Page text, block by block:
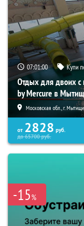
07:00:59 Купи
Отдых для двоих с
by Mercure в
Московская обл., г.
от 2828 руб.
до65700руб.
-15%